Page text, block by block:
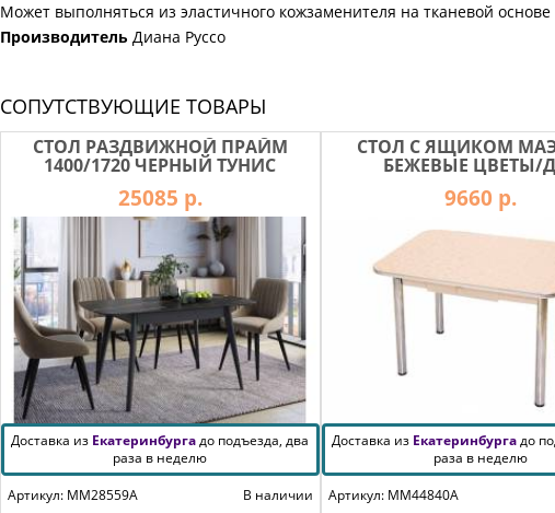
Может выполняться из эластичного кожзаменителя на тканевой основе
Производитель Диана Руссо
СОПУТСТВУЮЩИЕ ТОВАРЫ
СТОЛ РАЗДВИЖНОЙ ПРАЙМ
1400/1720 ЧЕРНЫЙ ТУНИС
25085 р.
Доставка из Екатеринбургадо подъезда, два
раза в неделю
Артикул: MM28559A
В наличии
СТОЛ С ЯЩИКОМ
БЕЖЕВЫЕ ЦВЕТЫ/
9660 р.
Доставка из Екатеринбургадо
раза в неделю
Артикул: MM44840A